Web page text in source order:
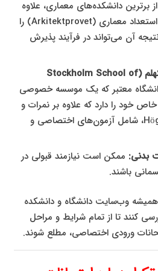
برترین دانشکده‌های معماری، علاوه
بر نمرات، یک آزمون استعداد معماری (Arkitektprovet) را
آن می‌تواند در فرآیند پذیرش
دانشکده اقتصاد استکهلم (Stockholm School of
معتبر که یک موسسه خصوصی
خود را دارد که علاوه بر نمرات و
نتیجه Högskoleprovet، شامل آزمون‌های اختصاصی و
بدنی: ممکن است نیازمند قبولی در
باشند.
همیشه وب‌سایت دانشگاه و دانشکده
کنند تا از تمام شرایط و مراحل
ورودی اختصاصی، مطلع شوند.